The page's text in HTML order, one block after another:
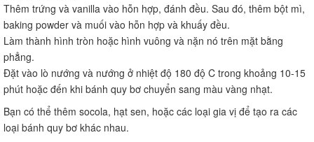
Thêm trứng và vanilla vào hỗn hợp, đánh đều. Sau đó, thêm bột mì,
baking powder và muối vào hỗn hợp và khuấy đều.
Làm thành hình tròn hoặc hình vuông và nặn nó trên mặt bằng
phẳng.
Đặt vào lò nướng và nướng ở nhiệt độ 180 độ C trong khoảng 10-15
phút hoặc đến khi bánh quy bơ chuyển sang màu vàng nhạt.
Bạn có thể thêm socola, hạt sen, hoặc các loại gia vị để tạo ra các
loại bánh quy bơ khác nhau.